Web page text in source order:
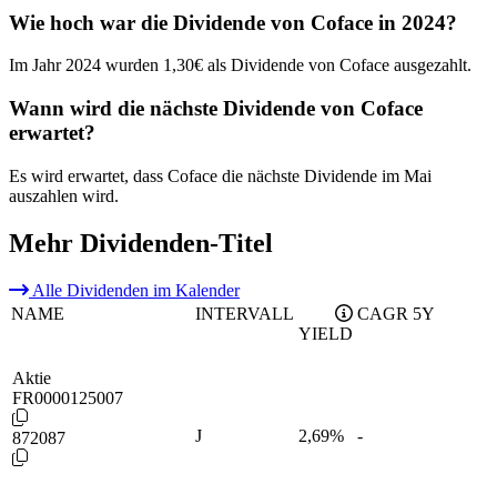
Wie hoch war die Dividende von Coface in 2024?
Im Jahr 2024 wurden 1,30€ als Dividende von Coface ausgezahlt.
Wann wird die nächste Dividende von Coface
erwartet?
Es wird erwartet, dass Coface die nächste Dividende im Mai
auszahlen wird.
Mehr Dividenden-Titel
Alle Dividenden im Kalender
NAME
INTERVALL
YIELD
CAGR 5Y
Aktie
FR0000125007
872087 J 2,69% -